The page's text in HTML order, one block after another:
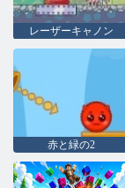
レーザーキャノン
赤と緑の2